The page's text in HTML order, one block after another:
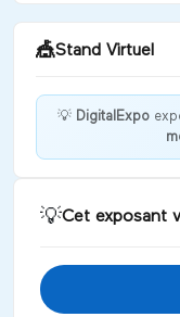
🎪Stand Virtuel
Bienvenue chez
💡 DigitalExpo
💡Cet exposant